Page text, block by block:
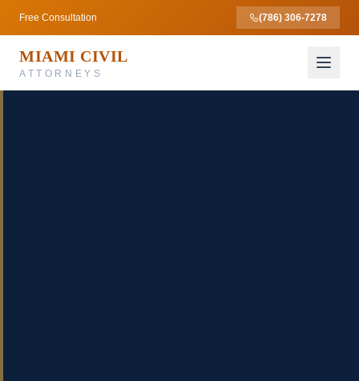
Free Consultation (786) 306-7278
MIAMI CIVIL
ATTORNEYS